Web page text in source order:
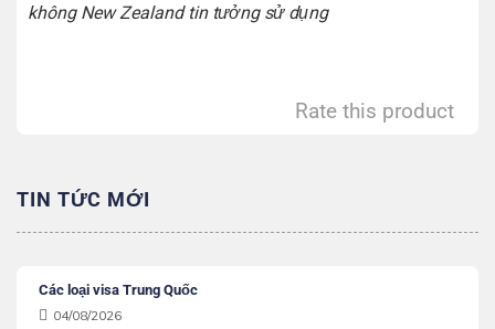
không New Zealand tin tưởng sử dụng
Rate this product
TIN TỨC MỚI
Các loại visa Trung Quốc
04/08/2026